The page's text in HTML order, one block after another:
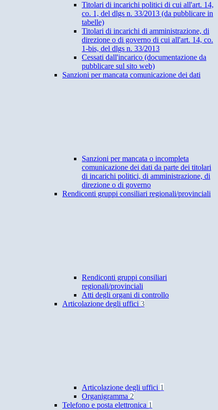
Titolari di incarichi politici di cui all'art. 14,
co. 1, del dlgs n. 33/2013 (da pubblicare in
tabelle)
Titolari di incarichi di amministrazione, di
direzione o di governo di cui all'art. 14, co.
1-bis, del dlgs n. 33/2013
Cessati dall'incarico (documentazione da
pubblicare sul sito web)
Sanzioni per mancata comunicazione dei dati
Sanzioni per mancata o incompleta
comunicazione dei dati da parte dei titolari
di incarichi politici, di amministrazione, di
direzione o di governo
Rendiconti gruppi consiliari regionali/provinciali
Rendiconti gruppi consiliari
regionali/provinciali
Atti degli organi di controllo
Articolazione degli uffici 3
Articolazione degli uffici 1
Organigramma 2
Telefono e posta elettronica 1